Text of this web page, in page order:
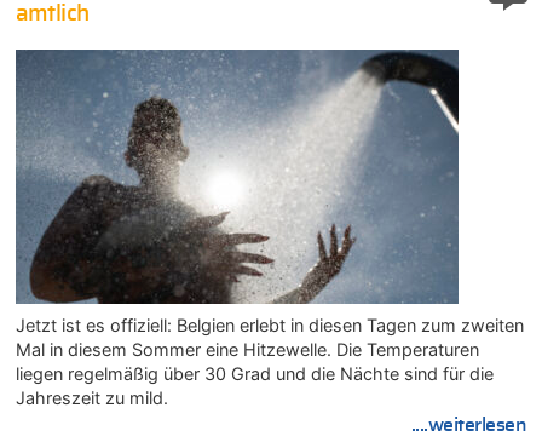
amtlich
Jetzt ist es offiziell: Belgien erlebt in diesen Tagen zum zweiten
Mal in diesem Sommer eine Hitzewelle. Die Temperaturen
liegen regelmäßig über 30 Grad und die Nächte sind für die
Jahreszeit zu mild.
....weiterlesen